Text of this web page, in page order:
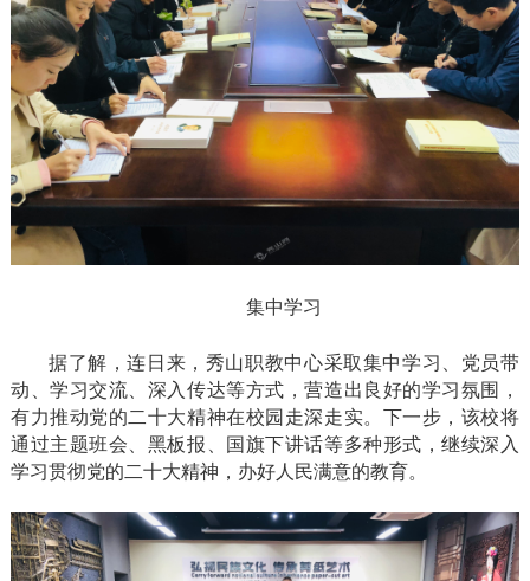
集中学习
据了解，连日来，秀山职教中心采取集中学习、党员带
动、学习交流、深入传达等方式，营造出良好的学习氛围，
有力推动党的二十大精神在校园走深走实。下一步，该校将
通过主题班会、黑板报、国旗下讲话等多种形式，继续深入
学习贯彻党的二十大精神，办好人民满意的教育。